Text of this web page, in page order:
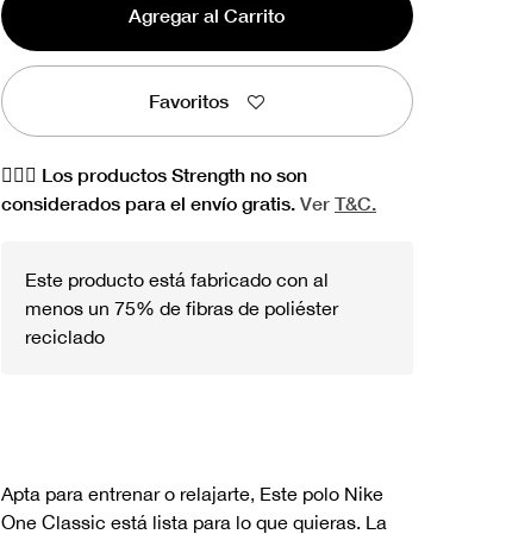
Agregar al Carrito
Favoritos
🏋🏻‍♀️ Los productos Strength no son
considerados para el envío gratis. Ver T&C.
Este producto está fabricado con al
menos un 75% de fibras de poliéster
reciclado
Apta para entrenar o relajarte, Este polo Nike
One Classic está lista para lo que quieras. La